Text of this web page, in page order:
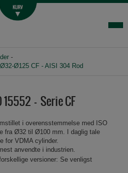
-
Ø125 CF - AISI 304 Rod
15552 - Serie CF
i overensstemmelse med ISO
fra Ø32 til Ø100 mm. I daglig tale
for VDMA cylinder.
anvendte i industrien.
versioner: Se venligst